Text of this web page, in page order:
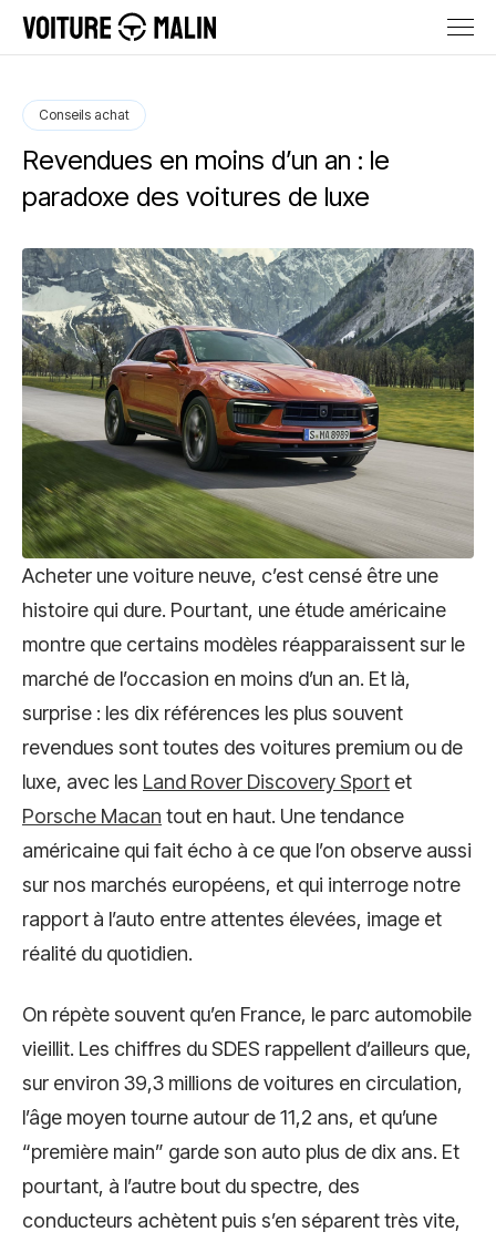
Conseils achat
Revendues en moins d’un an : le
paradoxe des voitures de luxe
Acheter une voiture neuve, c’est censé être une
histoire qui dure. Pourtant, une étude américaine
montre que certains modèles réapparaissent sur le
marché de l’occasion en moins d’un an. Et là,
surprise : les dix références les plus souvent
revendues sont toutes des voitures premium ou de
luxe, avec les Land Rover Discovery Sport et
Porsche Macan tout en haut. Une tendance
américaine qui fait écho à ce que l’on observe aussi
sur nos marchés européens, et qui interroge notre
rapport à l’auto entre attentes élevées, image et
réalité du quotidien.
On répète souvent qu’en France, le parc automobile
vieillit. Les chiffres du SDES rappellent d’ailleurs que,
sur environ 39,3 millions de voitures en circulation,
l’âge moyen tourne autour de 11,2 ans, et qu’une
“première main” garde son auto plus de dix ans. Et
pourtant, à l’autre bout du spectre, des
conducteurs achètent puis s’en séparent très vite,